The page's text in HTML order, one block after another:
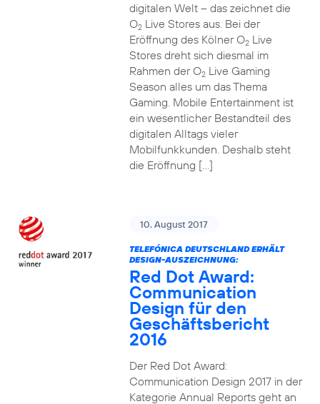
digitalen Welt – das zeichnet die
O2Live Stores aus. Bei der
Eröffnung des Kölner O2Live
Stores dreht sich diesmal im
Rahmen der O2Live Gaming
Season alles um das Thema
Gaming. Mobile Entertainment ist
ein wesentlicher Bestandteil des
digitalen Alltags vieler
Mobilfunkkunden. Deshalb steht
die Eröffnung […]
10. August 2017
TELEFÓNICA DEUTSCHLAND ERHÄLT
DESIGN-AUSZEICHNUNG:
Red Dot Award:
Communication
Design für den
Geschäftsbericht
2016
Der Red Dot Award:
Communication Design 2017 in der
Kategorie Annual Reports geht an